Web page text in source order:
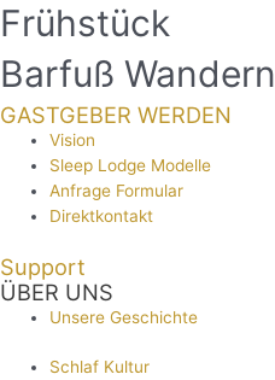
Frühstück
Barfuß Wandern
GASTGEBER WERDEN
Vision
Sleep Lodge Modelle
Anfrage Formular
Direktkontakt
Support
ÜBER UNS
Unsere Geschichte
Schlaf Kultur